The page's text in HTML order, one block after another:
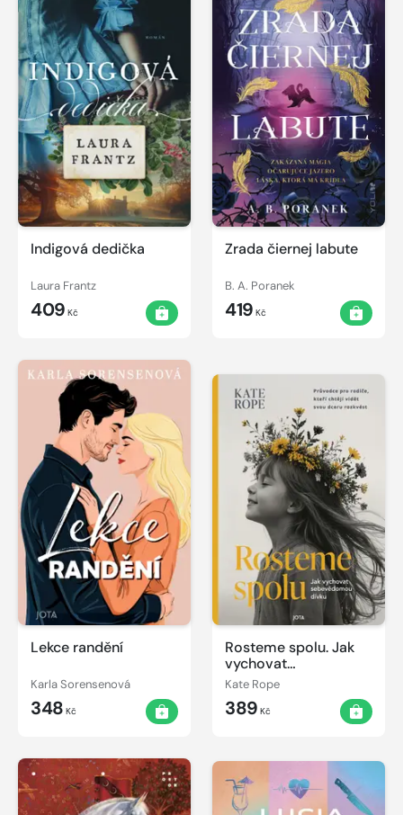
Indigová dedička
Laura Frantz
409 Kč
Zrada čiernej labute
B. A. Poranek
419 Kč
Lekce randění
Karla Sorensenová
348 Kč
Rosteme spolu. Jak
vychovat
sebevědomou dívku
Kate Rope
389 Kč